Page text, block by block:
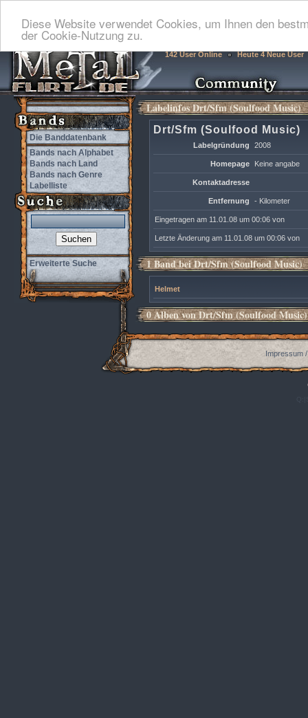
Diese Website verwendet Cookies, um Ihnen den
der Cookie-Nutzung zu.
142 User Online Heute 4 Neue User
Die Banddatenbank
Bands nach Alphabet
Bands nach Land
Bands nach Genre
Labelliste
Erweiterte Suche
Labelinfos Drt/Sfm (Soulfood Music)
Drt/Sfm (Soulfood Music)
Labelgründung 2008
Homepage Keine angabe
Kontaktadresse
Entfernung - Kilometer
Eingetragen am 11.01.08 um 00:06 von
Letzte Änderung am 11.01.08 um 00:06 von
1 Band bei Drt/Sfm (Soulfood Music)
Helmet
0 Alben von Drt/Sfm (Soulfood Music)
Impressum